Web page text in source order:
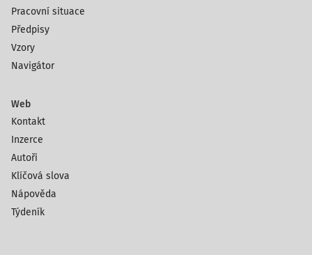
Pracovní situace
Předpisy
Vzory
Navigátor
Web
Kontakt
Inzerce
Autoři
Klíčová slova
Nápověda
Týdeník